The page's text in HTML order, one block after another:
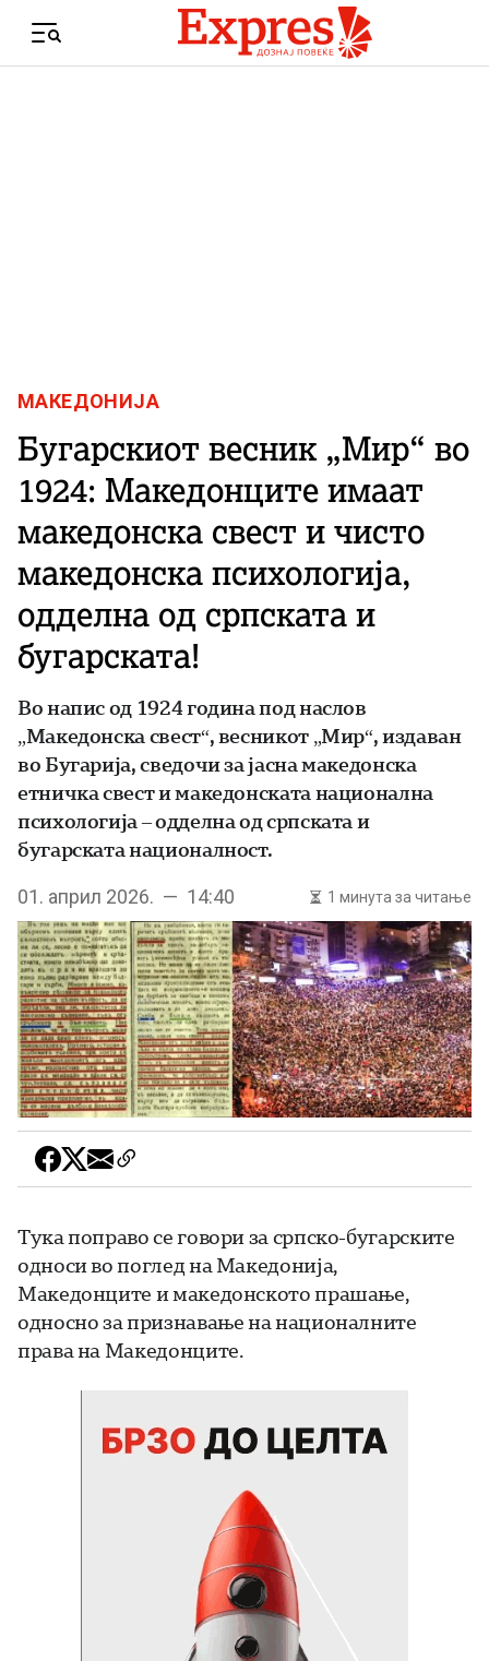
Menu
МАКЕДОНИЈА
Бугарскиот весник „Мир“ во
1924: Македонците имаат
македонска свест и чисто
македонска психологија,
одделна од српската и
бугарската!
Во напис од 1924 година под наслов
„Македонска свест“, весникот „Мир“, издаван
во Бугарија, сведочи за јасна македонска
етничка свест и македонската национална
психологија – одделна од српската и
бугарската националност.
01. април 2026. — 14:40 1 минута за читање
Тука поправо се говори за српско-бугарските
односи во поглед на Македонија,
Македонците и македонското прашање,
односно за признавање на националните
права на Македонците.